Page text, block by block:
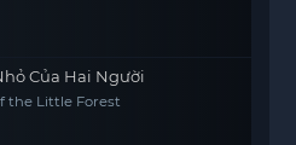
Của Hai Người
the Little Forest